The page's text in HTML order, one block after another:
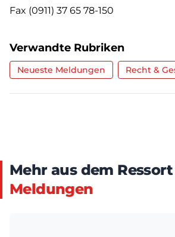
Fax (0911) 37 65 78-150
Verwandte Rubriken
Neueste Meldungen Recht &
Mehr aus dem Ressort
Meldungen